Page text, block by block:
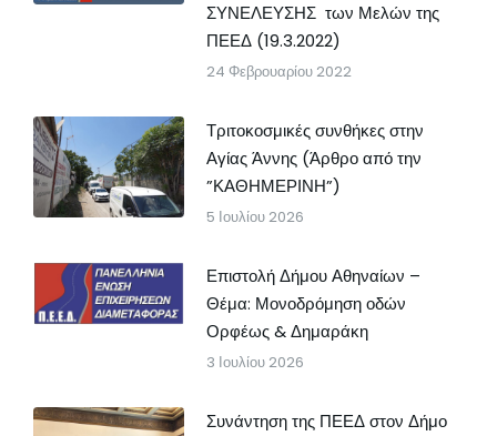
ΣΥΝΕΛΕΥΣΗΣ των Μελών της
ΠΕΕΔ (19.3.2022)
24 Φεβρουαρίου 2022
Τριτοκοσμικές συνθήκες στην
Αγίας Άννης (Άρθρο από την
”ΚΑΘΗΜΕΡΙΝΗ”)
5 Ιουλίου 2026
Επιστολή Δήμου Αθηναίων –
Θέμα: Μονοδρόμηση οδών
Ορφέως & Δημαράκη
3 Ιουλίου 2026
Συνάντηση της ΠΕΕΔ στον Δήμο